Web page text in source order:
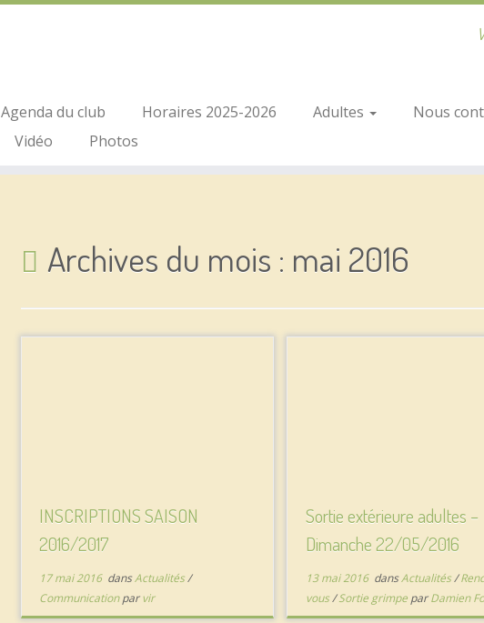
Agenda du club Horaires 2025-2026 Adultes Nous
Vidéo
Photos
Archives du mois : mai 2016
INSCRIPTIONS SAISON
2016/2017
17 mai 2016dansActualités/
Communicationparvir
Sortie extérieure adultes –
Dimanche 22/05/2016
13 mai 2016dansActualités/
vous/Sortie grimpe parDamien